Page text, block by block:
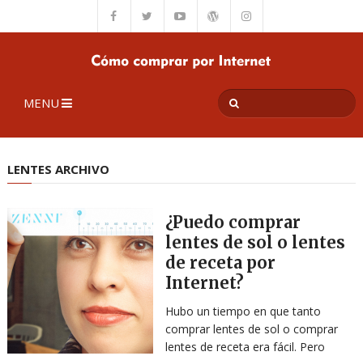
MENU
LENTES ARCHIVO
¿Puedo comprar
lentes de sol o lentes
de receta por
Internet?
Hubo un tiempo en que tanto
comprar lentes de sol o comprar
lentes de receta era fácil. Pero